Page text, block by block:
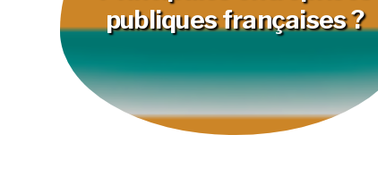
publiques françaises ?